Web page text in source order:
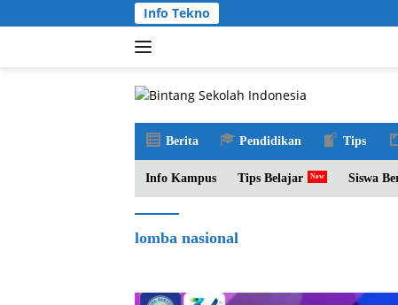
ke
Info Tekno
Berita Pendidikan Tips
Info Kampus Tips Belajar Siswa
lomba nasional